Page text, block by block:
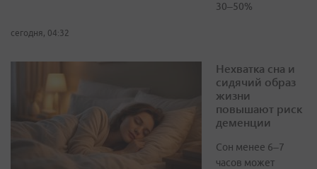
30–50%
сегодня, 04:32
Нехватка сна и
сидячий образ
жизни
повышают риск
деменции
Сон менее 6–7
часов может